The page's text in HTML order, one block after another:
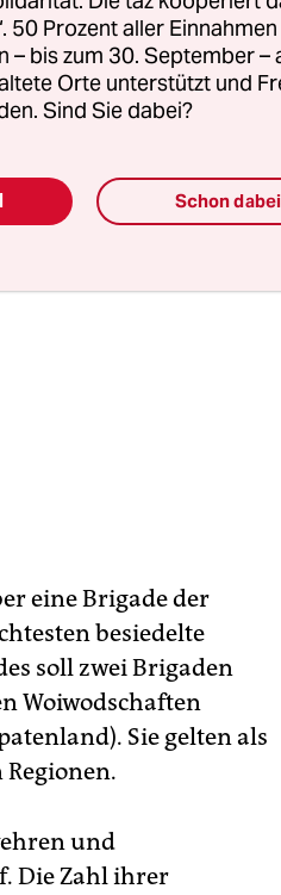
Krieges“, nämlich
nach dem
eine Brigade der
besiedelte
soll zwei Brigaden
Woiwodschaften
Sie gelten als
und
Die Zahl ihrer
50 Prozent aller
– bis zum 30. September –
Orte unterstützt und
Sind Sie dabei?
Schon